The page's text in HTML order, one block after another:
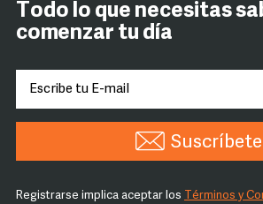
Todo lo que necesitas
comenzar tu día
Suscríbete
Registrarse implica aceptar los Términos y